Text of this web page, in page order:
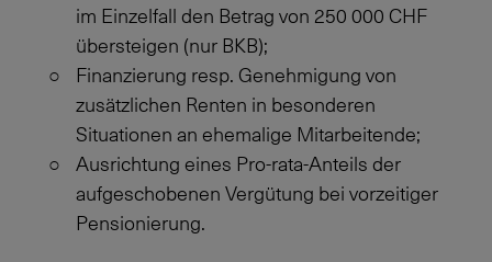
im Einzelfall den Betrag von 250 000 CHF
übersteigen (nur BKB);
Finanzierung resp. Genehmigung von
zusätzlichen Renten in besonderen
Situationen an ehemalige Mitarbeitende;
Ausrichtung eines Pro-rata-Anteils der
aufgeschobenen Vergütung bei vorzeitiger
Pensionierung.